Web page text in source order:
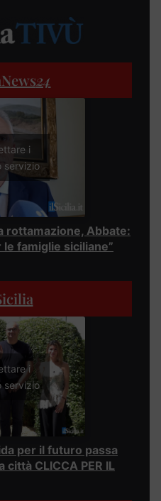
24
i
servizio
rottamazione, Abbate:
famiglie siciliane”
i
servizio
per il futuro passa
CLICCA PER IL